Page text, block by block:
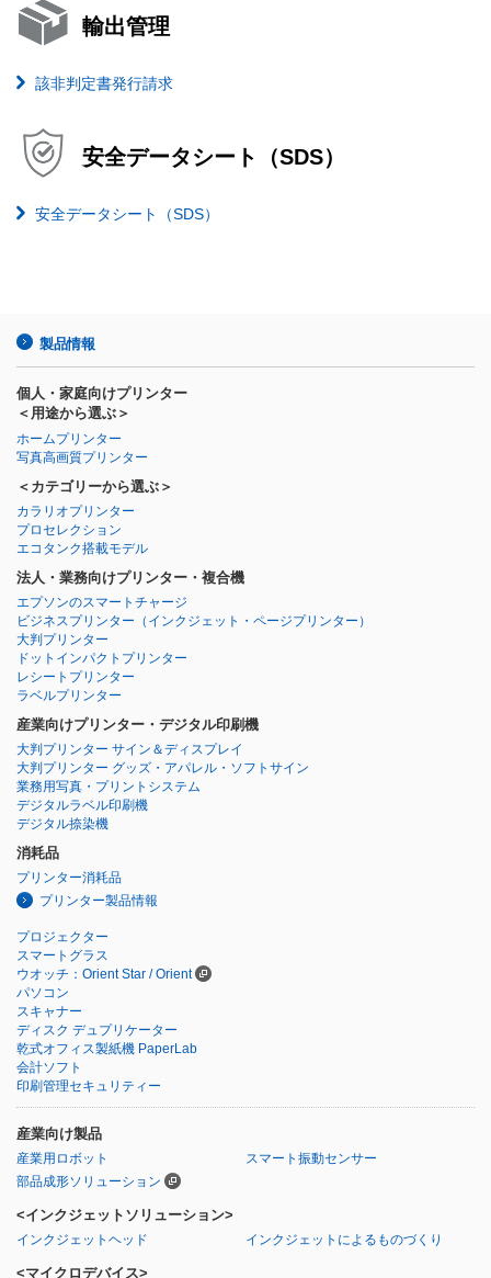
輸出管理
該非判定書発行請求
安全データシート（SDS）
安全データシート（SDS）
製品情報
個人・家庭向けプリンター
＜用途から選ぶ＞
ホームプリンター
写真高画質プリンター
＜カテゴリーから選ぶ＞
カラリオプリンター
プロセレクション
エコタンク搭載モデル
法人・業務向けプリンター・複合機
エプソンのスマートチャージ
ビジネスプリンター （インクジェット・ページプリンター）
大判プリンター
ドットインパクトプリンター
レシートプリンター
ラベルプリンター
産業向けプリンター・デジタル印刷機
大判プリンター サイン＆ディスプレイ
大判プリンター グッズ・アパレル・ソフトサイン
業務用写真・プリントシステム
デジタルラベル印刷機
デジタル捺染機
消耗品
プリンター消耗品
プリンター製品情報
プロジェクター
スマートグラス
ウオッチ：Orient Star / Orient
パソコン
スキャナー
ディスク デュプリケーター
乾式オフィス製紙機 PaperLab
会計ソフト
印刷管理セキュリティー
産業向け製品
産業用ロボット
スマート振動センサー
部品成形ソリューション
<インクジェットソリューション>
インクジェットヘッド インクジェットによるものづくり
<マイクロデバイス>